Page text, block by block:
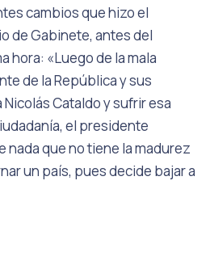
cambios que hizo el
de Gabinete, antes del
hora: «Luego de la mala
de la República y sus
Cataldo y sufrir esa
el presidente
nada que no tiene la madurez
un país, pues decide bajar a